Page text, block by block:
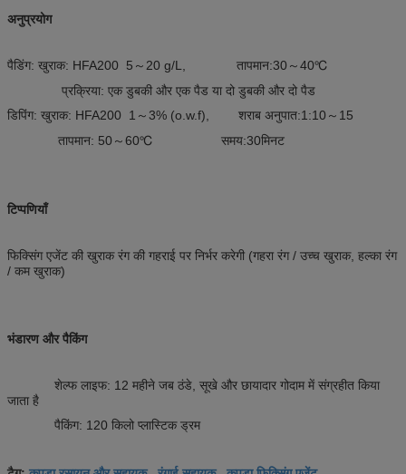
अनुप्रयोग
पैडिंग: खुराक: HFA200 5～20 g/L, तापमान:30～40℃
प्रक्रिया: एक डुबकी और एक पैड या दो डुबकी और दो पैड
डिपिंग: खुराक: HFA200 1～3% (o.w.f), शराब अनुपात:1:10～15
तापमान: 50～60℃ समय:30मिनट
टिप्पणियाँ
फिक्सिंग एजेंट की खुराक रंग की गहराई पर निर्भर करेगी (गहरा रंग / उच्च खुराक, हल्का रंग
/ कम खुराक)
भंडारण और पैकिंग
शेल्फ लाइफ: 12 महीने जब ठंडे, सूखे और छायादार गोदाम में संग्रहीत किया
जाता है
पैकिंग: 120 किलो प्लास्टिक ड्रम